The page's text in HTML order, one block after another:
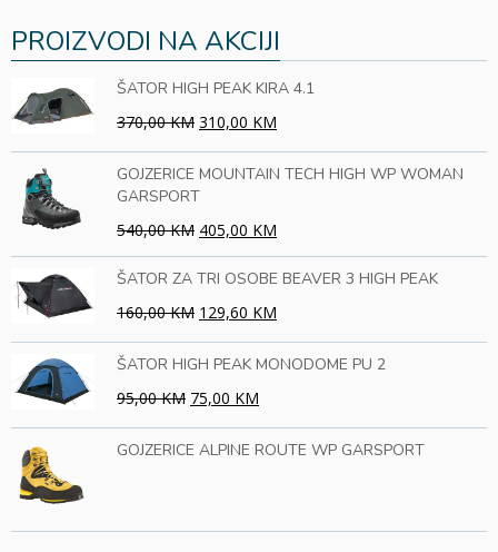
PROIZVODI NA AKCIJI
ŠATOR HIGH PEAK KIRA 4.1
370,00 KM 310,00 KM
GOJZERICE MOUNTAIN TECH HIGH WP WOMAN
GARSPORT
540,00 KM 405,00 KM
ŠATOR ZA TRI OSOBE BEAVER 3 HIGH PEAK
160,00 KM 129,60 KM
ŠATOR HIGH PEAK MONODOME PU 2
95,00 KM 75,00 KM
GOJZERICE ALPINE ROUTE WP GARSPORT